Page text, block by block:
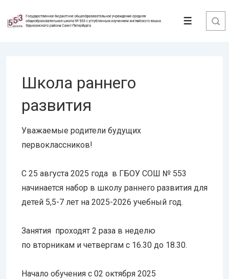
Перейти
Меню
Школа раннего
развития
Уважаемые родители будущих
первоклассников!
С 25 августа 2025 года в ГБОУ СОШ № 553
начинается набор в школу раннего развития для
детей 5,5-7 лет на 2025-2026 учебный год.
Занятия проходят 2 раза в неделю
по вторникам и четвергам с 16.30 до 18.30.
Начало обучения с 02 октября 2025